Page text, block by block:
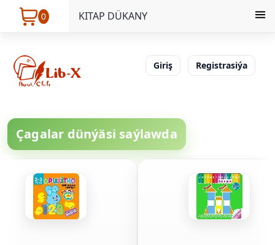
0 KITAP DÜKANY
Giriş Registrasiýa
Çagalar dünýäsi saýlawda